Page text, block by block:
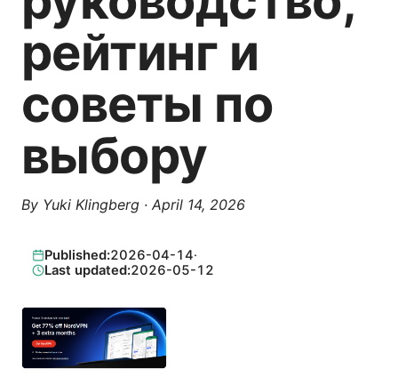
рейтинг и
советы по
выбору
By Yuki Klingberg · April 14, 2026
Published:2026-04-14·
Last updated:2026-05-12